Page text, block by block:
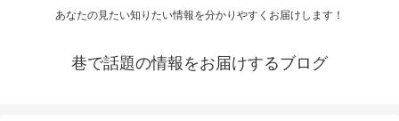
あなたの見たい知りたい情報を分かりやすくお届けします！
巷で話題の情報をお届けするブログ